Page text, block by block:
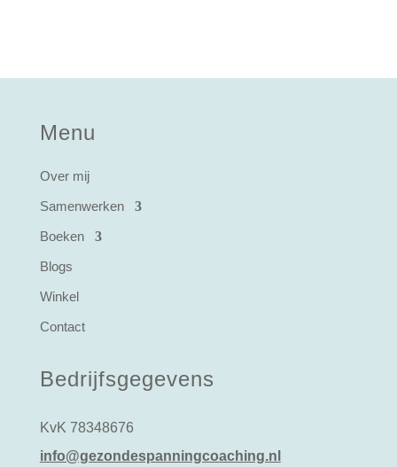
Menu
Over mij
Samenwerken
Boeken
Blogs
Winkel
Contact
Bedrijfsgegevens
KvK 78348676
info@gezondespanningcoaching.nl